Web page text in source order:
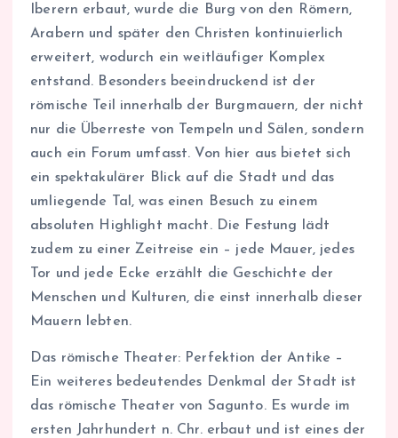
Iberern erbaut, wurde die Burg von den Römern,
Arabern und später den Christen kontinuierlich
erweitert, wodurch ein weitläufiger Komplex
entstand. Besonders beeindruckend ist der
römische Teil innerhalb der Burgmauern, der nicht
nur die Überreste von Tempeln und Sälen, sondern
auch ein Forum umfasst. Von hier aus bietet sich
ein spektakulärer Blick auf die Stadt und das
umliegende Tal, was einen Besuch zu einem
absoluten Highlight macht. Die Festung lädt
zudem zu einer Zeitreise ein – jede Mauer, jedes
Tor und jede Ecke erzählt die Geschichte der
Menschen und Kulturen, die einst innerhalb dieser
Mauern lebten.
Das römische Theater: Perfektion der Antike –
Ein weiteres bedeutendes Denkmal der Stadt ist
das römische Theater von Sagunto. Es wurde im
ersten Jahrhundert n. Chr. erbaut und ist eines der